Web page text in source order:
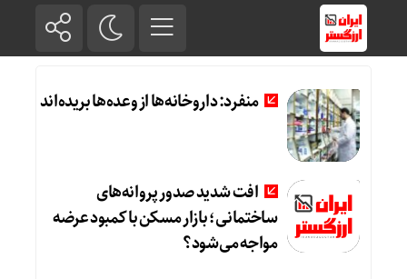
منفرد: داروخانه‌ها از وعده‌ها بریده‌اند
افت شدید صدور پروانه‌های
ساختمانی؛ بازار مسکن با کمبود عرضه
مواجه می‌شود؟